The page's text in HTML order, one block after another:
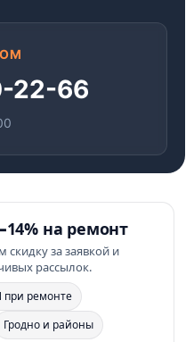
22-66
на ремонт
за заявкой и
рассылок.
при ремонте
Гродно и районы